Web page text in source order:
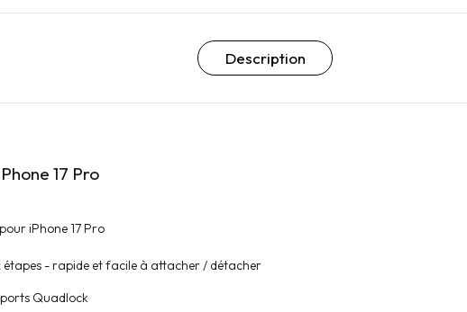
Description
17 Pro
iPhone 17 Pro
étapes - rapide et facile à attacher / détacher
Quadlock